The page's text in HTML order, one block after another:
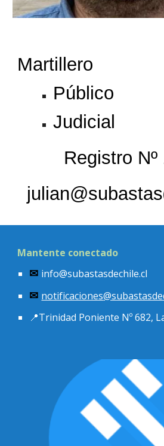
Martillero
Público
Judicial
Registro Nº
Mantente conectado
✉ info@subastasdechile.cl
✉ notificaciones
📍Trinidad Poniente Nº 682,